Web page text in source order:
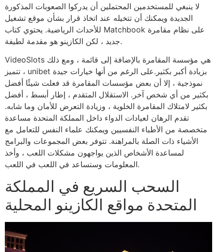
لا ينبغي للمستخدمين المحتملين أن يدركوا الصعوبات المذكورة
الجديدة ويمكنك أن تتخيله عند اتخاذ قرار بشأن موقع تشغيل
للأحداث الرياضية. يحتوي كتاب Matchbook على نظام مقامرة
جديد ، لكن الكازينو هو مقدمة لطيفة.
VideoSlots هي مؤسسة المقامرة بالإضافة إلى قائمة ، ومع ذلك
، تتميز unibet بزيادة أكبر بكثير.على الرغم من أنها خيارات جيدة
نموذجية ، إلا أن بعض مؤسسات المقامرة قد فعلت شيئًا أفضل
بكثير من أي شخص آخر. الاستقلال المتقدم ، إطار أبسط ، أفضل
بكثير لامتلاك المقامرة الخلوية ، وزيادة التعرض للأمان وما شابه.
تقدم الرهان لعيادات الدواء داخل المملكة المتحدة مساعدة
متخصصة من الأطباء النفسيين ويمكنك علماء النفس للتعامل مع
الأشياء ذات الصلة بالمراهنة. تتوفر بعض المجموعات والبرامج
لمساعدة الأشخاص الذين يواجهون مشكلات اللعب ، وأخذ
المعلومات وستساعد في اللعب في اللعب.
السحب السريع في المملكة
المتحدة مواقع الكازينو المحلية